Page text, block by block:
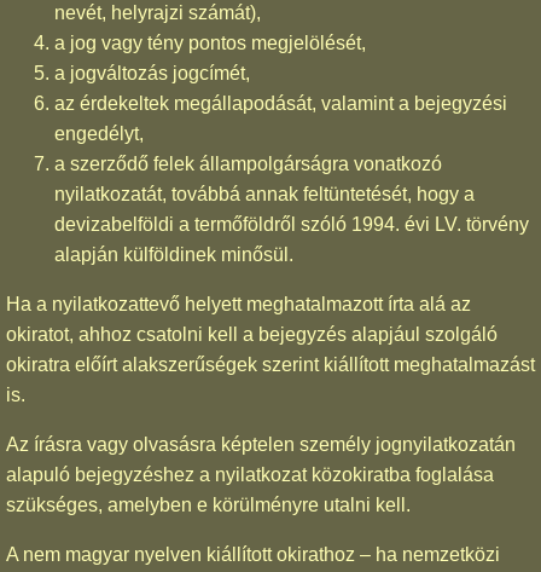
nevét, helyrajzi számát),
a jog vagy tény pontos megjelölését,
a jogváltozás jogcímét,
az érdekeltek megállapodását, valamint a bejegyzési
engedélyt,
a szerződő felek állampolgárságra vonatkozó
nyilatkozatát, továbbá annak feltüntetését, hogy a
devizabelföldi a termőföldről szóló 1994. évi LV. törvény
alapján külföldinek minősül.
Ha a nyilatkozattevő helyett meghatalmazott írta alá az
okiratot, ahhoz csatolni kell a bejegyzés alapjául szolgáló
okiratra előírt alakszerűségek szerint kiállított meghatalmazást
is.
Az írásra vagy olvasásra képtelen személy jognyilatkozatán
alapuló bejegyzéshez a nyilatkozat közokiratba foglalása
szükséges, amelyben e körülményre utalni kell.
A nem magyar nyelven kiállított okirathoz – ha nemzetközi